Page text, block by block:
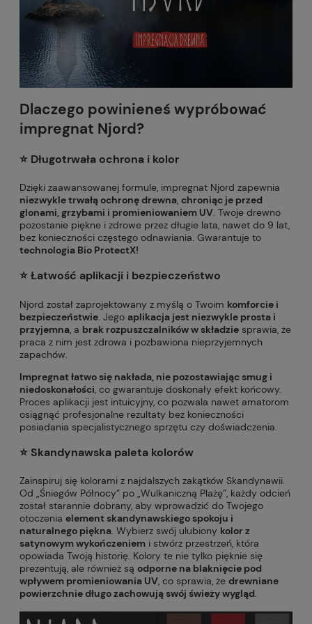
Dlaczego powinieneś wypróbować
impregnat Njord?
⭐️ Długotrwała ochrona i kolor
Dzięki zaawansowanej formule, impregnat Njord zapewnia
niezwykle trwałą ochronę drewna, chroniąc je przed
glonami, grzybami i promieniowaniem UV. Twoje drewno
pozostanie piękne i zdrowe przez długie lata, nawet do 9 lat,
bez konieczności częstego odnawiania. Gwarantuje to
technologia Bio ProtectX!
⭐️ Łatwość aplikacji i bezpieczeństwo
Njord został zaprojektowany z myślą o Twoim komforcie i
bezpieczeństwie. Jego aplikacja jest niezwykle prosta i
przyjemna, a brak rozpuszczalników w składzie sprawia, że
praca z nim jest zdrowa i pozbawiona nieprzyjemnych
zapachów.
Impregnat łatwo się nakłada, nie pozostawiając smug i
niedoskonałości, co gwarantuje doskonały efekt końcowy.
Proces aplikacji jest intuicyjny, co pozwala nawet amatorom
osiągnąć profesjonalne rezultaty bez konieczności
posiadania specjalistycznego sprzętu czy doświadczenia.
⭐️ Skandynawska paleta kolorów
Zainspiruj się kolorami z najdalszych zakątków Skandynawii.
Od „Śniegów Północy” po „Wulkaniczną Plażę”, każdy odcień
został starannie dobrany, aby wprowadzić do Twojego
otoczenia element skandynawskiego spokoju i
naturalnego piękna. Wybierz swój ulubiony kolor z
satynowym wykończeniem i stwórz przestrzeń, która
opowiada Twoją historię. Kolory te nie tylko pięknie się
prezentują, ale również są odporne na blaknięcie pod
wpływem promieniowania UV, co sprawia, że drewniane
powierzchnie długo zachowują swój świeży wygląd.